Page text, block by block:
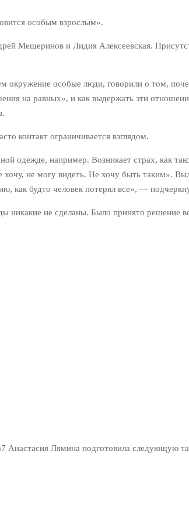
особым взрослым».
Мещеринов и Лидия Алексеевская.
окружение особые люди, говорили о том,
на равных», и как выдержать эти
контакт ограничивается взглядом.
одежде, например. Возникает страх, как
не могу видеть. Не хочу быть таким».
как будто человек потерял все», —
не сделаны. Было принято решение
Анастасия Лямина подготовила следующую